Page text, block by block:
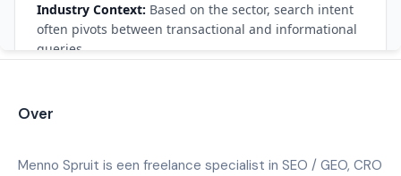
Over
Menno Spruit is een freelance specialist in SEO / GEO, CRO